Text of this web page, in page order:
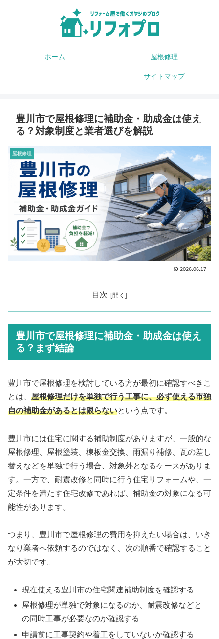
ホーム 屋根修理
サイトマップ
豊川市で屋根修理に補助金・助成金は使え
る？対象制度と業者選びを解説
屋根修理
2026.06.17
目次
豊川市で屋根修理に補助金・助成金は使え
る？まず結論
豊川市で屋根修理を検討している方が最初に確認すべきこ
とは、 屋根修理だけを単独で行う工事に、必ず使える市独
自の補助金があるとは限らないという点です。
豊川市には住宅に関する補助制度がありますが、一般的な
屋根修理、屋根塗装、棟板金交換、雨漏り補修、瓦の差し
替えなどを単独で行う場合、対象外となるケースがありま
す。一方で、耐震改修と同時に行う住宅リフォームや、一
定条件を満たす住宅改修であれば、補助金の対象になる可
能性があります。
つまり、豊川市で屋根修理の費用を抑えたい場合は、いき
なり業者へ依頼するのではなく、次の順番で確認すること
が大切です。
現在使える豊川市の住宅関連補助制度を確認する
屋根修理が単独で対象になるのか、耐震改修などと
の同時工事が必要なのか確認する
申請前に工事契約や着工をしていないか確認する